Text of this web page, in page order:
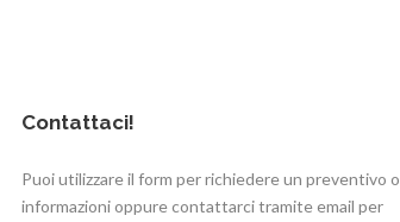
Contattaci!
Puoi utilizzare il form per richiedere un preventivo o
informazioni oppure contattarci tramite email per